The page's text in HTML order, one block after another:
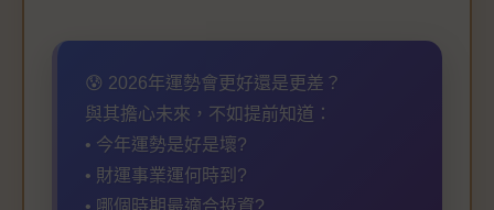
😰 2026年運勢會更好還是更差？
與其擔心未來，不如提前知道：
• 今年運勢是好是壞?
• 財運事業運何時到?
• 哪個時期最適合投資?